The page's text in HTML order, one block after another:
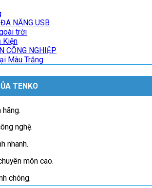
NĂNG USB
trời
Kiện
CÔNG NGHIỆP
Màu Trắng
TENKO
hãng.
nghệ.
nhanh.
môn cao.
chóng.